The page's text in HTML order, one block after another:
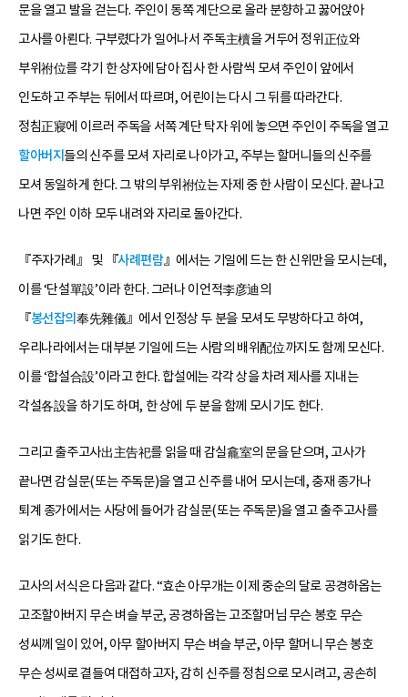
문을 열고 발을 걷는다. 주인이 동쪽 계단으로 올라 분향하고 꿇어앉아
고사를 아뢴다. 구부렸다가 일어나서 주독主櫝을 거두어 정위正位와
부위祔位를 각기 한 상자에 담아 집사 한 사람씩 모셔 주인이 앞에서
인도하고 주부는 뒤에서 따르며, 어린이는 다시 그 뒤를 따라간다.
정침正寢에 이르러 주독을 서쪽 계단 탁자 위에 놓으면 주인이 주독을 열고
할아버지 들의 신주를 모셔 자리로 나아가고, 주부는 할머니들의 신주를
모셔 동일하게 한다. 그 밖의 부위祔位는 자제 중 한 사람이 모신다. 끝나고
나면 주인 이하 모두 내려와 자리로 돌아간다.
『주자가례』 및 『사례편람』에서는 기일에 드는 한 신위만을 모시는데,
이를 ‘단설單設’이라 한다. 그러나 이언적李彦迪의
『봉선잡의奉先雜儀』에서 인정상 두 분을 모셔도 무방하다고 하여,
우리나라에서는 대부분 기일에 드는 사람의 배위配位까지도 함께 모신다.
이를 ‘합설合設’이라고 한다. 합설에는 각각 상을 차려 제사를 지내는
각설各設을 하기도 하며, 한 상에 두 분을 함께 모시기도 한다.
그리고 출주고사出主告祀를 읽을 때 감실龕室의 문을 닫으며, 고사가
끝나면 감실문(또는 주독문)을 열고 신주를 내어 모시는데, 충재 종가나
퇴계 종가에서는 사당에 들어가 감실문(또는 주독문)을 열고 출주고사를
읽기도 한다.
고사의 서식은 다음과 같다. “효손 아무개는 이제 중순의 달로 공경하옵는
고조할아버지 무슨 벼슬 부군, 공경하옵는 고조할머님 무슨 봉호 무슨
성씨께 일이 있어, 아무 할아버지 무슨 벼슬 부군, 아무 할머니 무슨 봉호
무슨 성씨로 곁들여 대접하고자, 감히 신주를 정침으로 모시려고, 공손히